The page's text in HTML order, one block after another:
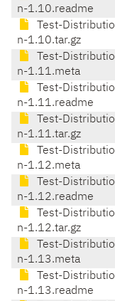
n-1.10.readme
Test-Distributio
n-1.10.tar.gz
Test-Distributio
n-1.11.meta
Test-Distributio
n-1.11.readme
Test-Distributio
n-1.11.tar.gz
Test-Distributio
n-1.12.meta
Test-Distributio
n-1.12.readme
Test-Distributio
n-1.12.tar.gz
Test-Distributio
n-1.13.meta
Test-Distributio
n-1.13.readme